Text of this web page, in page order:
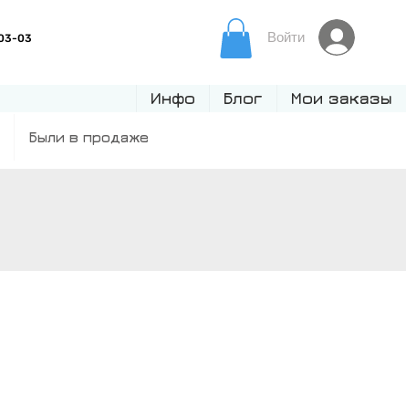
Войти
Инфо Блог Мои заказы
Были в продаже